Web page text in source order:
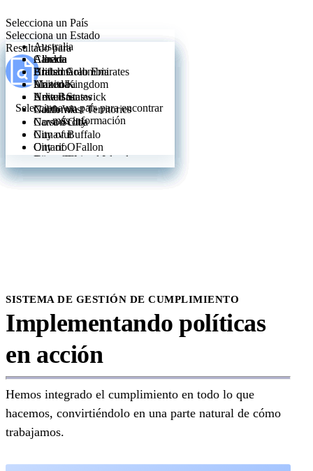
Selecciona un País
Australia
Canada
United Arab Emirates
United Kingdom
United States
Selecciona un Estado
Alberta
British Columbia
Manitoba
New Brunswick
North West Territories
Nova Scotia
Nunavut
Ontario
Prince Edward Island
Quebec
Saskatchewan
Alaska
Alabama
Arizona
Arkansas
California
Carson City
City of Buffalo
City of OFallon
City of Chicago
City of Wilmington
City of Yonkers
Illinois
Iowa
Kansas
Kentucky
Louisiana
Massachusetts
Michigan
Minnesota
Missisipi
Resultado para
Selecciona un país para encontrar
más información
SISTEMA DE GESTIÓN DE CUMPLIMIENTO
Implementando políticas
en acción
Hemos integrado el cumplimiento en todo lo que
hacemos, convirtiéndolo en una parte natural de cómo
trabajamos.